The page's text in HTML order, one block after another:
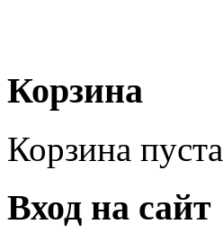
Корзина
Корзина пуста
Вход на сайт